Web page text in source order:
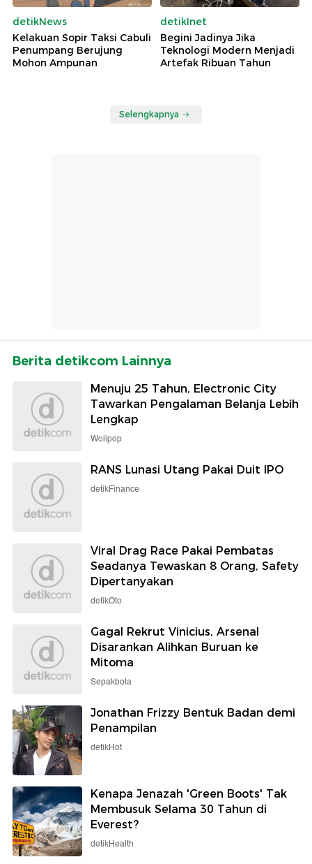
detikNews
Kelakuan Sopir Taksi Cabuli
Penumpang Berujung
Mohon Ampunan
detikInet
Begini Jadinya Jika
Teknologi Modern Menjadi
Artefak Ribuan Tahun
Selengkapnya
Berita detikcom Lainnya
Menuju 25 Tahun, Electronic City
Tawarkan Pengalaman Belanja Lebih
Lengkap
Wolipop
RANS Lunasi Utang Pakai Duit IPO
detikFinance
Viral Drag Race Pakai Pembatas
Seadanya Tewaskan 8 Orang, Safety
Dipertanyakan
detikOto
Gagal Rekrut Vinicius, Arsenal
Disarankan Alihkan Buruan ke
Mitoma
Sepakbola
Jonathan Frizzy Bentuk Badan demi
Penampilan
detikHot
Kenapa Jenazah 'Green Boots' Tak
Membusuk Selama 30 Tahun di
Everest?
detikHealth